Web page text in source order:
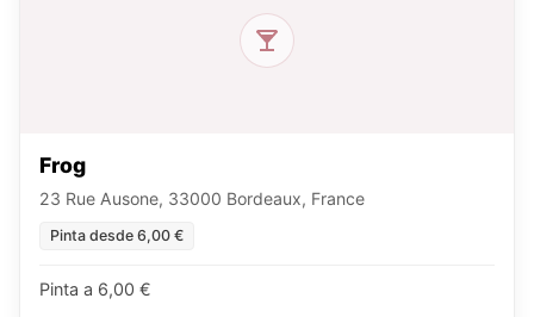
Frog
23 Rue Ausone, 33000 Bordeaux, France
Pinta desde 6,00 €
Pinta a 6,00 €